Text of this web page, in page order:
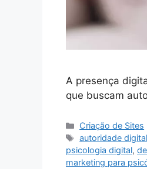
A presença
que buscam
Categorias
Criação de Sites
Tags
autoridade
psicologia digital,
marketing para